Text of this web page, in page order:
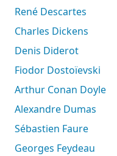
René Descartes
Charles Dickens
Denis Diderot
Fiodor Dostoïevski
Arthur Conan Doyle
Alexandre Dumas
Sébastien Faure
Georges Feydeau